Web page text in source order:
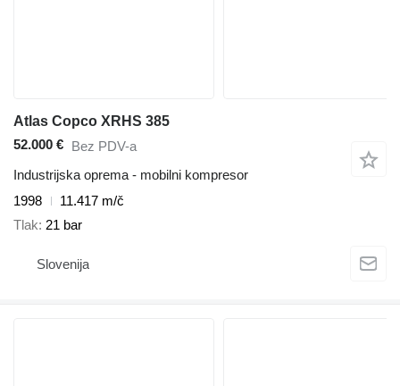
Atlas Copco XRHS 385
52.000 € Bez PDV-a
Industrijska oprema - mobilni kompresor
1998
11.417 m/č
Tlak 21 bar
Slovenija